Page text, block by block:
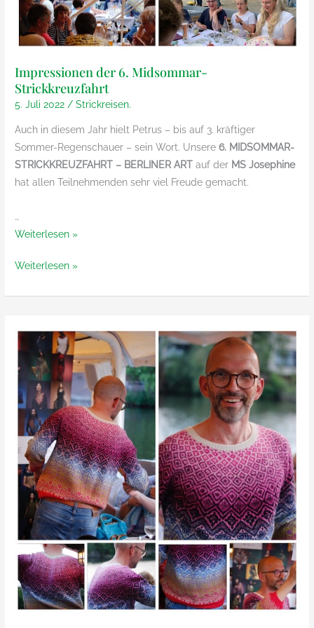
Impressionen der 6. Midsommar-
Strickkreuzfahrt
5. Juli 2022/Strickreisen.
Auch in diesem Jahr hielt Petrus – bis auf 3. kräftiger
Sommer-Regenschauer – sein Wort. Unsere6. MIDSOMMAR-
STRICKKREUZFAHRT – BERLINER ART auf der MS Josephine
hat allen Teilnehmenden sehr viel Freude gemacht.
…
Impressionen
6.
Weiterlesen »
Impressionen
6.
Strickkreuzfahrt
Weiterlesen »